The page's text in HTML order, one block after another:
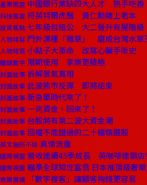
產業風雲 中國銀行業缺四大人才 熟手吃香
科技風雲 捋英特爾虎鬚 黃仁勳賭上老本
投資焦點 七年級包租公 大二晉升有屋階級
人物特寫 門外漢種「雜草」 磨成台灣水草
人物特寫 小點子大革命 改寫心臟手術史
關鍵數字 限期使用 享樂更積極
封面故事 拆解景氣真相
封面故事 此波熊市反彈 即將結束
封面故事 新急單時代來了！
封面故事 一兆資金，回來了！
封面故事 台股將有第二波大資金潮
封面故事 回檔不能錯過的二十檔精選股
英文無所不談 真情流露
國際視窗 營收連續45季成長 英咖啡連鎖店
國際視窗 瞄準全球知性富翁 日本推頂級奢
商周書摘 「數字搜客」讓顧客掏錢更容易